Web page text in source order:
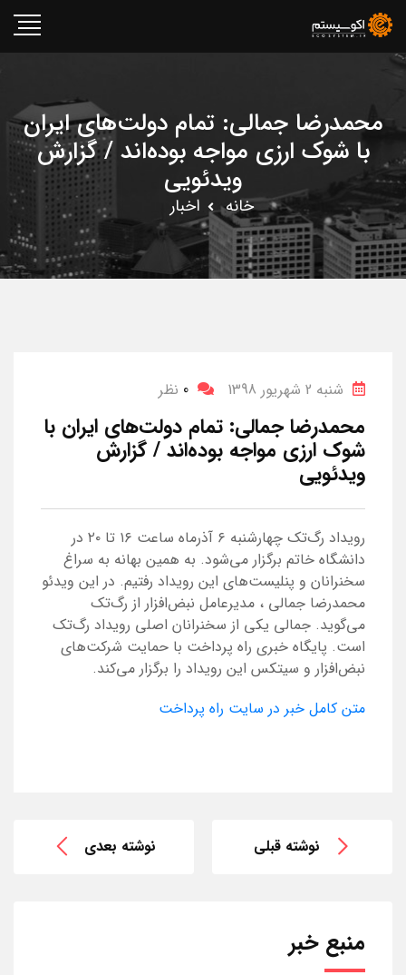
محمدرضا جمالی: تمام دولت‌های ایران
با شوک ارزی مواجه بوده‌اند / گزارش
ویدئویی
خانه اخبار
شنبه 2 شهریور 1398 0 نظر
محمدرضا جمالی: تمام دولت‌های ایران با
شوک ارزی مواجه بوده‌اند / گزارش
ویدئویی
رویداد رگ‌تک چهارشنبه ۶ آذرماه ساعت ۱۶ تا ۲۰ در
دانشگاه خاتم برگزار می‌شود. به همین بهانه به سراغ
سخنرانان و پنلیست‌های این رویداد رفتیم. در این ویدئو
محمدرضا جمالی ، مدیرعامل نبض‌افزار از رگ‌تک
می‌گوید. جمالی یکی از سخنرانان اصلی رویداد رگ‌تک
است. پایگاه خبری راه پرداخت با حمایت شرکت‌های
نبض‌افزار و سیتکس این رویداد را برگزار می‌کند.
متن کامل خبر در سایت راه پرداخت
نوشته قبلی نوشته بعدی
منبع خبر